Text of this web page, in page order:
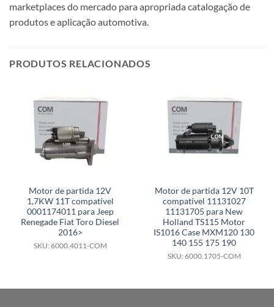
marketplaces do mercado para apropriada catalogação de
produtos e aplicação automotiva.
PRODUTOS RELACIONADOS
Motor de partida 12V
1,7KW 11T compatível
0001174011 para Jeep
Renegade Fiat Toro Diesel
2016>
SKU: 6000.4011-COM
Motor de partida 12V 10T
compatível 11131027
11131705 para New
Holland TS115 Motor
IS1016 Case MXM120 130
140 155 175 190
SKU: 6000.1705-COM